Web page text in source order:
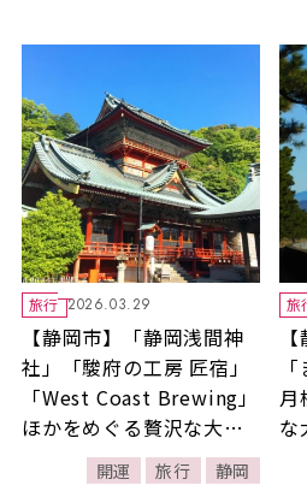
旅行 2026.03.29
【静岡市】「静岡浅間神
社」「駿府の工房 匠宿」
「West Coast Brewing」
ほかをめぐる贅沢な大人
旅！静岡市の開運スポッ
トとグルメを満喫する1泊
開運 旅行 静岡
旅
月
な